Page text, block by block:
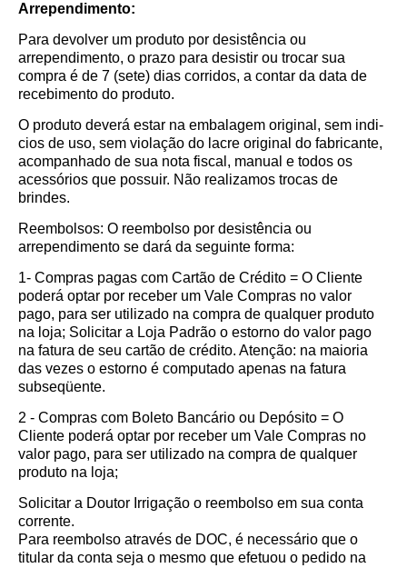
Arrependimento:
Para devolver um produto por desistência ou
arrependimento, o prazo para desistir ou trocar sua
compra é de 7 (sete) dias corridos, a contar da data de
recebimento do produto.
O produto deverá estar na embalagem original, sem indi­
cios de uso, sem violação do lacre original do fabricante,
acompanhado de sua nota fiscal, manual e todos os
acessórios que possuir. Não realizamos trocas de
brindes.
Reembolsos: O reembolso por desistência ou
arrependimento se dará da seguinte forma:
1- Compras pagas com Cartão de Crédito = O Cliente
poderá optar por receber um Vale Compras no valor
pago, para ser utilizado na compra de qualquer produto
na loja; Solicitar a Loja Padrão o estorno do valor pago
na fatura de seu cartão de crédito. Atenção: na maioria
das vezes o estorno é computado apenas na fatura
subseqüente.
2 - Compras com Boleto Bancário ou Depósito = O
Cliente poderá optar por receber um Vale Compras no
valor pago, para ser utilizado na compra de qualquer
produto na loja;
Solicitar a Doutor Irrigação o reembolso em sua conta
corrente.
Para reembolso através de DOC, é necessário que o
titular da conta seja o mesmo que efetuou o pedido na